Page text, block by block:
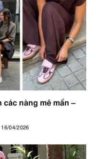
các nàng mê mẩn –
16/04/2026